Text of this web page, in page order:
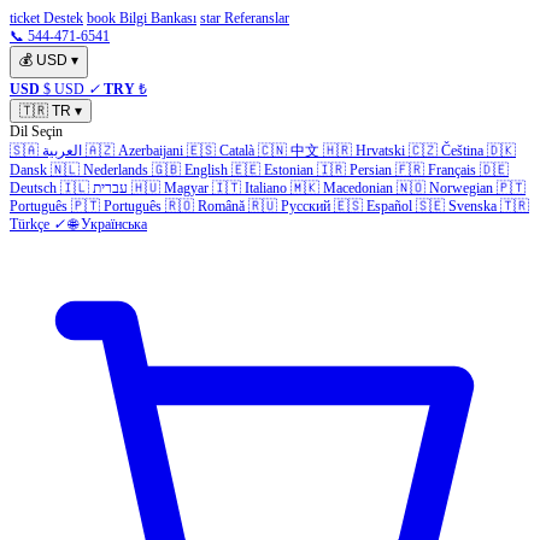
ticket Destek book Bilgi Bankası star Referanslar
📞 544-471-6541
💰 USD ▾
USD $ USD ✓ TRY ₺
🇹🇷 TR ▾
Dil Seçin
🇸🇦 العربية 🇦🇿 Azerbaijani 🇪🇸 Català 🇨🇳 中文 🇭🇷 Hrvatski 🇨🇿 Čeština 🇩🇰
Dansk 🇳🇱 Nederlands 🇬🇧 English 🇪🇪 Estonian 🇮🇷 Persian 🇫🇷 Français 🇩🇪
Deutsch 🇮🇱 עברית 🇭🇺 Magyar 🇮🇹 Italiano 🇲🇰 Macedonian 🇳🇴 Norwegian 🇵🇹
Português 🇵🇹 Português 🇷🇴 Română 🇷🇺 Русский 🇪🇸 Español 🇸🇪 Svenska 🇹🇷
Türkçe ✓ 🌐 Українська